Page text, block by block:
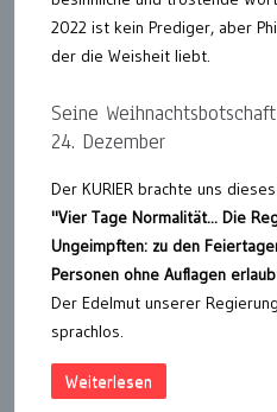
2022 ist kein Prediger, aber
der die Weisheit liebt.
Seine
24. Dezember
Der KURIER brachte uns
"Vier Tage Normalität... Die
Ungeimpften: zu den
Personen ohne Auflagen
Der Edelmut unserer
sprachlos.
Weiterlesen